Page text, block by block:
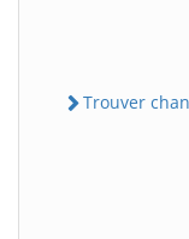
Trouver